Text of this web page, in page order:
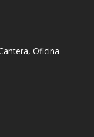
Oficina